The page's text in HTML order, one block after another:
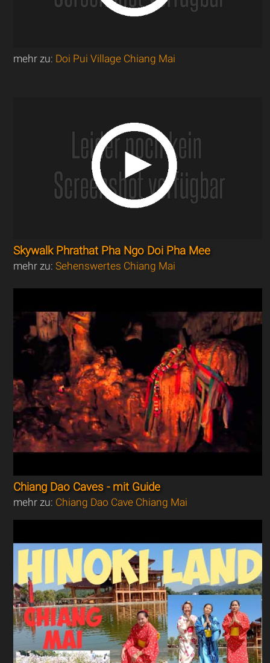
mehr zu: Doi Pui Village Chiang Mai
Skywalk Phrathat Pha Ngo Doi Pha Mee
mehr zu:Sehenswertes Chiang Mai
Chiang Dao Caves - mit Guide
mehr zu: Chiang Dao Cave Chiang Mai